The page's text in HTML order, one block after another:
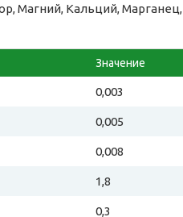
Магний, Кальций, Марганец,
Значение
0,003
0,005
0,008
1,8
0,3